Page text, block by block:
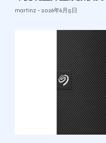
martinz 2026年6月5日